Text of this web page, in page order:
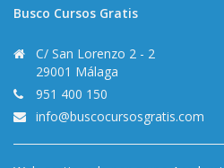
Busco Cursos Gratis
C/ San Lorenzo 2 - 2
29001 Málaga
951 400 150
info@buscocursosgratis.com